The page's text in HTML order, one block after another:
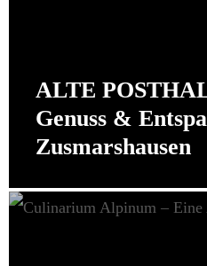
ALTE
Genuss &
Zusmarshausen